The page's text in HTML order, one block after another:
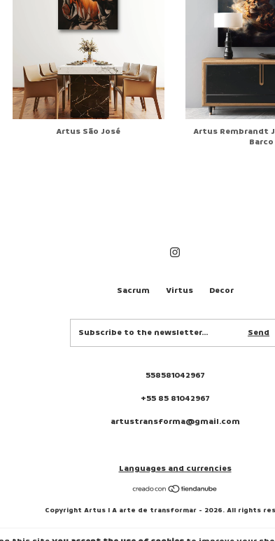
Artus São José
Artus Rembrandt
Barco
Sacrum Virtus Decor
558581042967
+55 85 81042967
artustransforma@gmail.com
Languages and currencies
Copyright Artus I A arte de transformar - 2026. All rights